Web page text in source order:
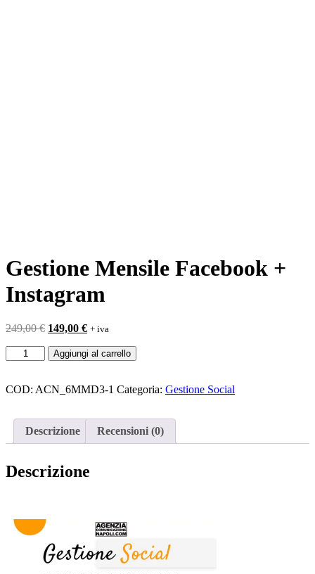
Gestione Mensile Facebook +
Instagram
249,00€ Il
originale
149,00 €Il
attuale
+ iva
Gestione
Mensile
+
Aggiungi al carrello
COD: ACN_6MMD3-1 Categoria: Gestione Social
Descrizione Recensioni (0)
Descrizione